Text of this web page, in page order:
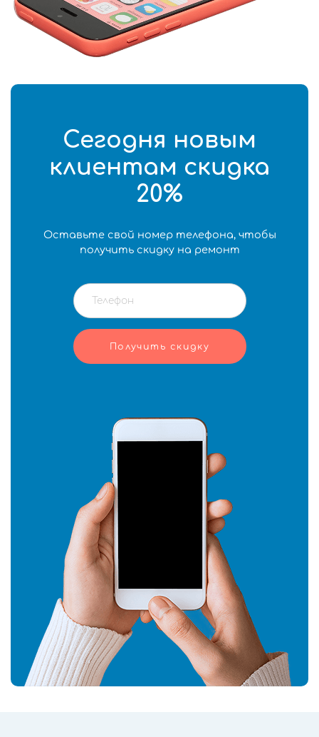
Сегодня новым
клиентам скидка
20%
Оставьте свой номер телефона, чтобы
получить скидку на ремонт